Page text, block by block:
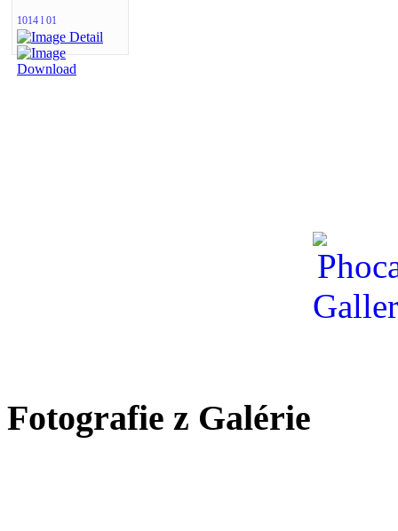
1014 l 01
Fotografie z Galérie